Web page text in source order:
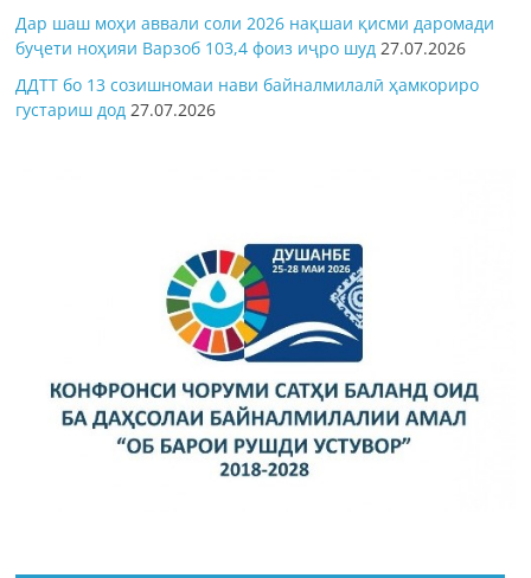
Дар шаш моҳи аввали соли 2026 нақшаи қисми даромади
буҷети ноҳияи Варзоб 103,4 фоиз иҷро шуд 27.07.2026
ДДТТ бо 13 созишномаи нави байналмилалӣ ҳамкориро
густариш дод 27.07.2026